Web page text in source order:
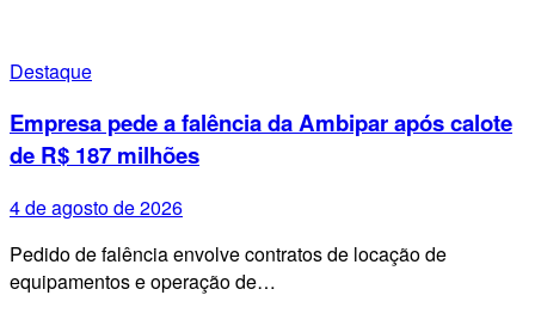
Destaque
Empresa pede a falência da Ambipar após calote
de R$ 187 milhões
4 de agosto de 2026
Pedido de falência envolve contratos de locação de
equipamentos e operação de…